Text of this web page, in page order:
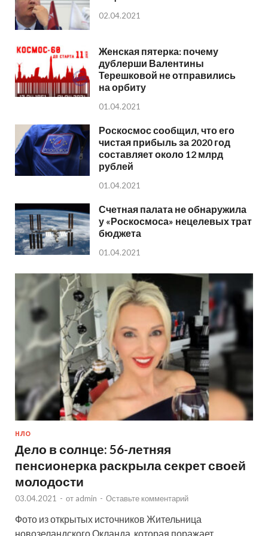
02.04.2021
Женская пятерка: почему
дублерши Валентины
Терешковой не отправились
на орбиту
01.04.2021
Роскосмос сообщил, что его
чистая прибыль за 2020 год
составляет около 12 млрд
рублей
01.04.2021
Счетная палата не обнаружила
у «Роскосмоса» нецелевых трат
бюджета
01.04.2021
НЛО
Дело в солнце: 56-летняя
пенсионерка раскрыла секрет своей
молодости
03.04.2021 - от admin - Оставьте комментарий
Фото из открытых источников Жительница
новозеландского Окланда, которая поражает